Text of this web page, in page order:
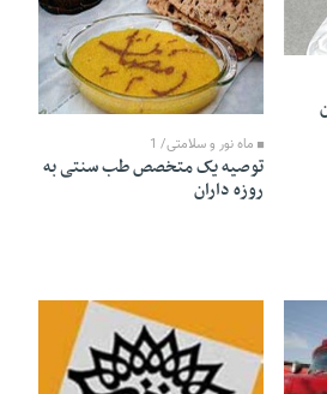
30 Tir 1391 - 19:02
ماه نور و سلامتی/ 1
توصیه یک متخصص طب سنتی به
روزه داران